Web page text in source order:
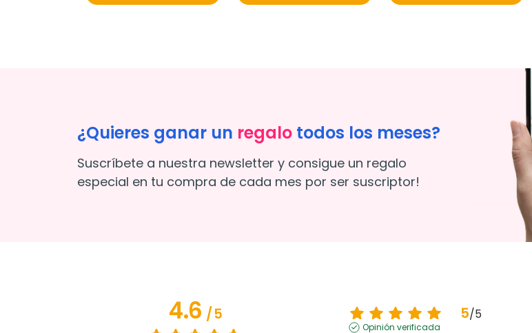
¿Quieres ganar un regalo todos los meses?
Suscríbete a nuestra newsletter y consigue un regalo
especial en tu compra de cada mes por ser suscriptor!
4.6/5 5/5
Opinión verificada